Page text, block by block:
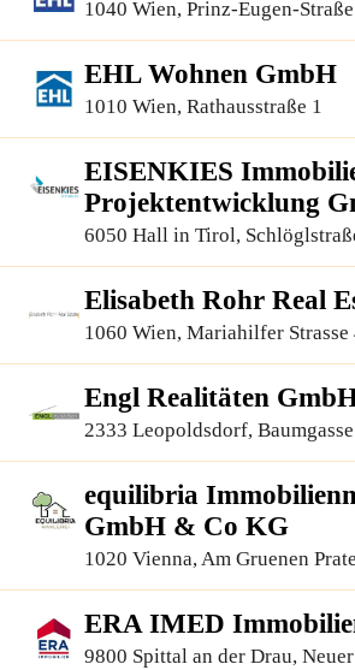
1040 Wien, Prinz-Eugen-
EHL Wohnen GmbH
1010 Wien, Rathausstraße 1
EISENKIES
Projektentwicklung
Elisabeth Rohr Real
1060 Wien, Mariahilfer Strasse
Engl Realitäten
2333 Leopoldsdorf,
equilibria
GmbH & Co KG
1020 Vienna, Am Gruenen
ERA IMED
9800 Spittal an der Drau,